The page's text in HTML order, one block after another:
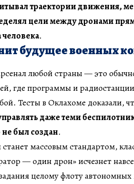
траектории движения,
цели между дронами
.
будущее военных
любой страны — это
где программы и
Тесты в Оклахоме доказали,
даже теми
был создан.
массовым стандартом,
— один дрон» исчезнет
целому флоту